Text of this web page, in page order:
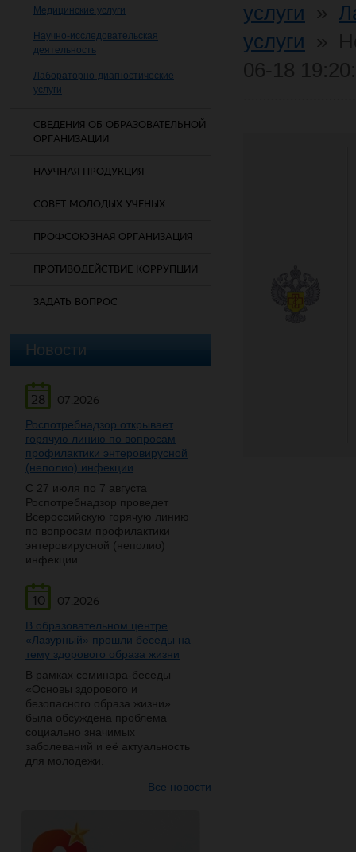
Медицинские услуги
Научно-исследовательская
деятельность
Лабораторно-диагностические
услуги
СВЕДЕНИЯ ОБ ОБРАЗОВАТЕЛЬНОЙ
ОРГАНИЗАЦИИ
НАУЧНАЯ ПРОДУКЦИЯ
СОВЕТ МОЛОДЫХ УЧЕНЫХ
ПРОФСОЮЗНАЯ ОРГАНИЗАЦИЯ
ПРОТИВОДЕЙСТВИЕ КОРРУПЦИИ
ЗАДАТЬ ВОПРОС
Новости
28
07.2026
Роспотребнадзор открывает
горячую линию по вопросам
профилактики энтеровирусной
(неполио) инфекции
С 27 июля по 7 августа
Роспотребнадзор проведет
Всероссийскую горячую линию
по вопросам профилактики
энтеровирусной (неполио)
инфекции.
10
07.2026
В образовательном центре
«Лазурный» прошли беседы на
тему здорового образа жизни
В рамках семинара-беседы
«Основы здорового и
безопасного образа жизни»
была обсуждена проблема
социально значимых
заболеваний и её актуальность
для молодежи.
Все новости
услуги
услуги